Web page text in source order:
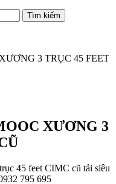
3 TRỤC 45 FEET
XƯƠNG 3
45 feet CIMC cũ tải siêu
795 695